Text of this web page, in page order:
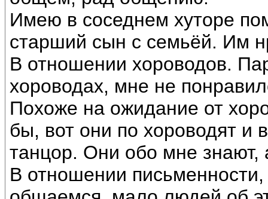
Имею в соседнем хуторе
старший сын с семьёй. Им
В отношении хороводов.
хороводах, мне не
Похоже на ожидание от
бы, вот они по хороводят и
танцор. Они обо мне
В отношении